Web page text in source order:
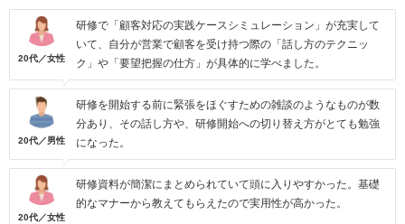
20代／女性
研修で「顧客対応の実践ケースシミュレーション」が充実して
いて、自分が営業で顧客を受け持つ際の「話し方のテクニッ
ク」や「要望把握の仕方」が具体的に学べました。
20代／男性
研修を開始する前に緊張をほぐすための雑談のようなものが数
分あり、その話し方や、研修開始への切り替え方がとても勉強
になった。
20代／女性
研修資料が簡潔にまとめられていて頭に入りやすかった。基礎
的なマナーから教えてもらえたので実用性が高かった。